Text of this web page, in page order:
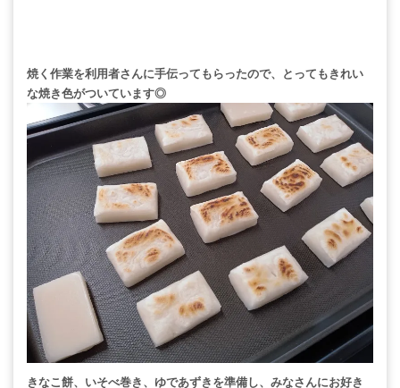
焼く作業を利用者さんに手伝ってもらったので、とってもきれい
な焼き色がついています◎
きなこ餅、いそべ巻き、ゆであずきを準備し、みなさんにお好き